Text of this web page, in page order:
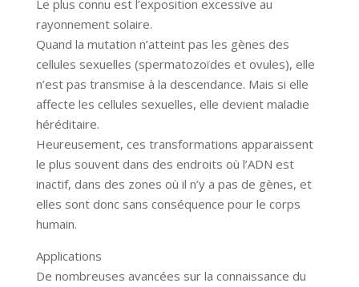
Le plus connu est l’exposition excessive au
rayonnement solaire.
Quand la mutation n’atteint pas les gènes des
cellules sexuelles (spermatozoïdes et ovules), elle
n’est pas transmise à la descendance. Mais si elle
affecte les cellules sexuelles, elle devient maladie
héréditaire.
Heureusement, ces transformations apparaissent
le plus souvent dans des endroits où l’ADN est
inactif, dans des zones où il n’y a pas de gènes, et
elles sont donc sans conséquence pour le corps
humain.
Applications
De nombreuses avancées sur la connaissance du